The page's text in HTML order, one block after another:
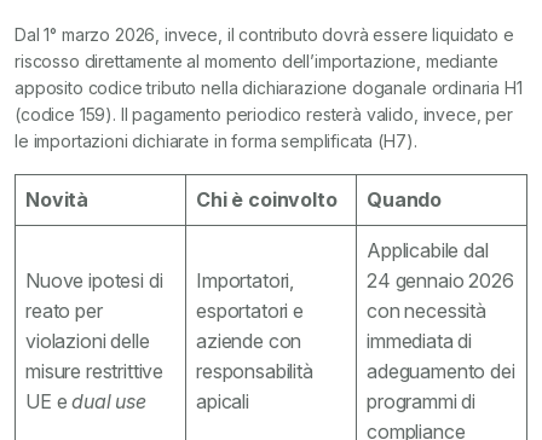
Dal 1° marzo 2026, invece, il contributo dovrà essere liquidato e
riscosso direttamente al momento dell’importazione, mediante
apposito codice tributo nella dichiarazione doganale ordinaria H1
(codice 159). Il pagamento periodico resterà valido, invece, per
le importazioni dichiarate in forma semplificata (H7).
Novità Chi è coinvolto Quando
Nuove ipotesi di
reato per
violazioni delle
misure restrittive
UE edual use
Importatori,
esportatori e
aziende con
responsabilità
apicali
Applicabile dal
24 gennaio 2026
con necessità
immediata di
adeguamento dei
programmi di
compliance